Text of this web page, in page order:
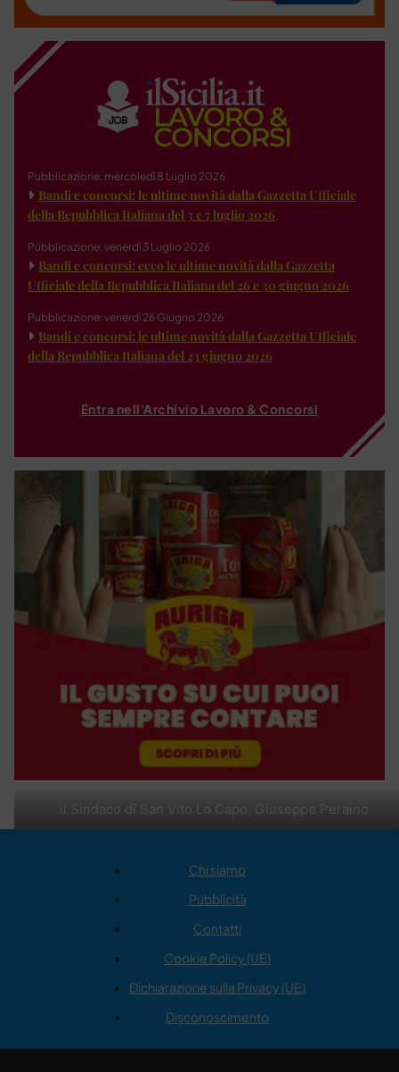
il Sindaco di San Vito Lo Capo, Giuseppe Peraino
Pubblicazione: mercoledì 8 Luglio 2026
Bandi e concorsi: le ultime novità dalla Gazzetta Ufficiale
della Repubblica Italiana del 3 e 7 luglio 2026
Pubblicazione: venerdì 3 Luglio 2026
Bandi e concorsi: ecco le ultime novità dalla Gazzetta
Ufficiale della Repubblica Italiana del 26 e 30 giugno 2026
Pubblicazione: venerdì 26 Giugno 2026
Bandi e concorsi: le ultime novità dalla Gazzetta Ufficiale
della Repubblica Italiana del 23 giugno 2026
Entra nell'Archivio Lavoro & Concorsi
Chi siamo
Pubblicità
Contatti
Cookie Policy (UE)
Dichiarazione sulla Privacy (UE)
Disconoscimento